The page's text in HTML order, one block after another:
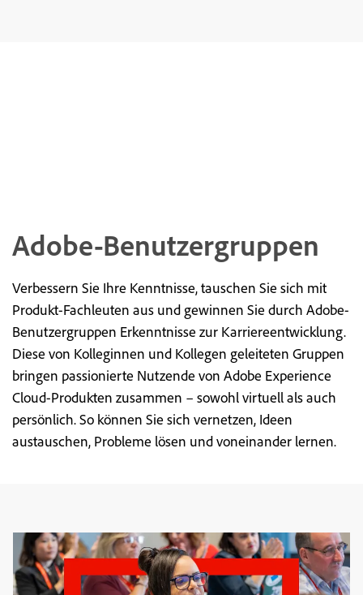
Adobe-Benutzergruppen
Verbessern Sie Ihre Kenntnisse, tauschen Sie sich mit
Produkt-Fachleuten aus und gewinnen Sie durch Adobe-
Benutzergruppen Erkenntnisse zur Karriereentwicklung.
Diese von Kolleginnen und Kollegen geleiteten Gruppen
bringen passionierte Nutzende von Adobe Experience
Cloud-Produkten zusammen – sowohl virtuell als auch
persönlich. So können Sie sich vernetzen, Ideen
austauschen, Probleme lösen und voneinander lernen.